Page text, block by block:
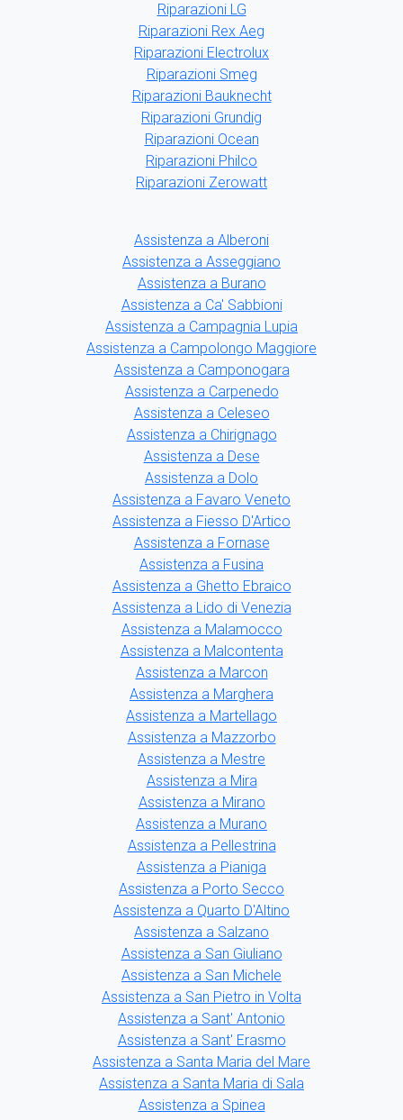
Riparazioni LG
Riparazioni Rex Aeg
Riparazioni Electrolux
Riparazioni Smeg
Riparazioni Bauknecht
Riparazioni Grundig
Riparazioni Ocean
Riparazioni Philco
Riparazioni Zerowatt
Assistenza a Alberoni
Assistenza a Asseggiano
Assistenza a Burano
Assistenza a Ca' Sabbioni
Assistenza a Campagnia Lupia
Assistenza a Campolongo Maggiore
Assistenza a Camponogara
Assistenza a Carpenedo
Assistenza a Celeseo
Assistenza a Chirignago
Assistenza a Dese
Assistenza a Dolo
Assistenza a Favaro Veneto
Assistenza a Fiesso D'Artico
Assistenza a Fornase
Assistenza a Fusina
Assistenza a Ghetto Ebraico
Assistenza a Lido di Venezia
Assistenza a Malamocco
Assistenza a Malcontenta
Assistenza a Marcon
Assistenza a Marghera
Assistenza a Martellago
Assistenza a Mazzorbo
Assistenza a Mestre
Assistenza a Mira
Assistenza a Mirano
Assistenza a Murano
Assistenza a Pellestrina
Assistenza a Pianiga
Assistenza a Porto Secco
Assistenza a Quarto D'Altino
Assistenza a Salzano
Assistenza a San Giuliano
Assistenza a San Michele
Assistenza a San Pietro in Volta
Assistenza a Sant' Antonio
Assistenza a Sant' Erasmo
Assistenza a Santa Maria del Mare
Assistenza a Santa Maria di Sala
Assistenza a Spinea